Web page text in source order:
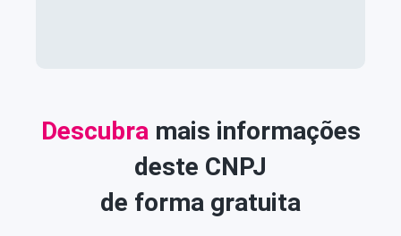
Descubramais informações
deste CNPJ
de forma gratuita